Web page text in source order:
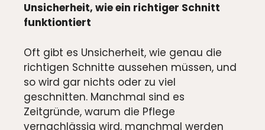
Unsicherheit, wie ein richtiger Schnitt
funktiontiert
Oft gibt es Unsicherheit, wie genau die
richtigen Schnitte aussehen müssen, und
so wird gar nichts oder zu viel
geschnitten. Manchmal sind es
Zeitgründe, warum die Pflege
vernachlässig wird, manchmal werden